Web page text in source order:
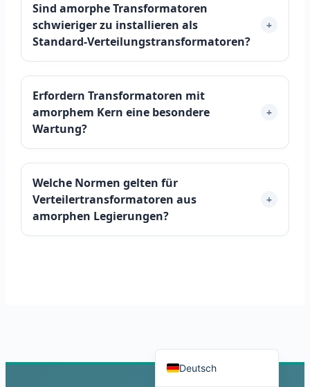
Sind amorphe Transformatoren
schwieriger zu installieren als
Standard-Verteilungstransformatoren?
+
Erfordern Transformatoren mit
amorphem Kern eine besondere
Wartung?
+
Welche Normen gelten für
Verteilertransformatoren aus
amorphen Legierungen?
+
Deutsch
Português do Brasil